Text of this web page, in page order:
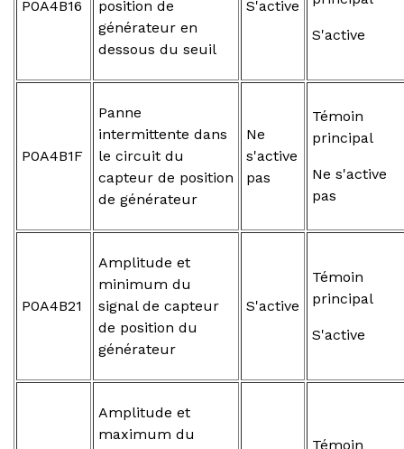
P0A4B16
position de
générateur en
dessous du seuil
S'active
S'active
P0A4B1F
Panne
intermittente dans
le circuit du
capteur de position
de générateur
Ne
s'active
pas
Témoin
principal
Ne s'active
pas
P0A4B21
Amplitude et
minimum du
signal de capteur
de position du
générateur
S'active
Témoin
principal
S'active
Amplitude et
maximum du
Témoin